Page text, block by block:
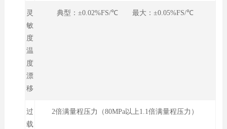
灵
敏
度
温
度
漂
移
典型：±0.02%FS/℃ 最大：±0.05%FS/℃
过
载
2倍满量程压力（80MPa以上1.1倍满量程压力）